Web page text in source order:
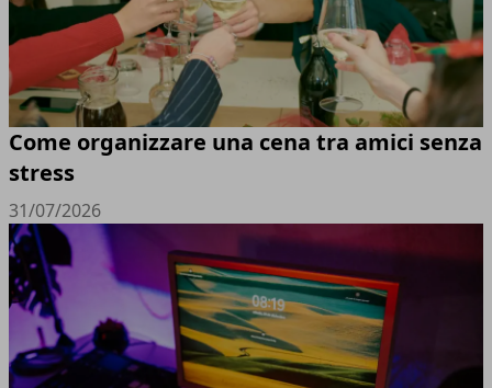
Come organizzare una cena tra amici senza
stress
31/07/2026